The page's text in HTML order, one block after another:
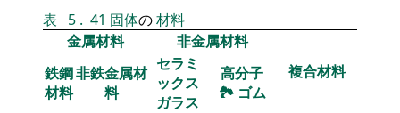
表 5 . 41 固体の材料
金属材料
非金属材料
複合材料
鉄鋼
材料
非鉄金属材
料
セラミ
ックス
ガラス
高分子
🏞 ゴム